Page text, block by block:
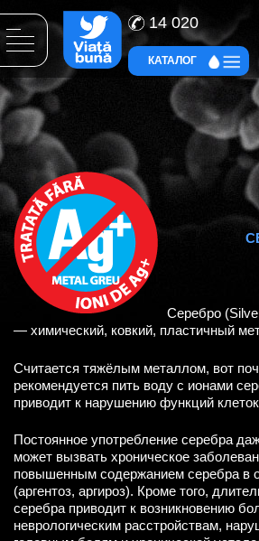
14 020
КАТАЛОГ
Серебро
— химический, ковкий, пластичный
Cчитается тяжёлым металлом, вот
рекомендуется пить воду с ионами
приводит к нарушению функций
Постоянное употребление серебра
может вызвать хроническое
повышенным содержанием серебра в
(аргентоз, аргироз). Кроме того,
серебра приводит к возникновению
неврологическим расстройствам,